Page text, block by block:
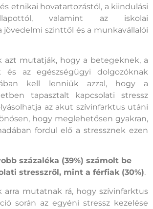
etnikai hovatartozástól, a kiindulási
valamint az iskolai
jövedelmi szinttől és a munkavállalói
azt mutatják, hogy a betegeknek, a
és az egészségügyi dolgozóknak
kell lenniük azzal, hogy a
tapasztalt kapcsolati stressz
az akut szívinfarktus utáni
hogy meglehetősen gyakran,
fordul elő a stressznek ezen
százaléka (39%) számolt be
stresszről, mint a férfiak (30%).
arra mutatnak rá, hogy szívinfarktus
során az egyéni stressz kezelése